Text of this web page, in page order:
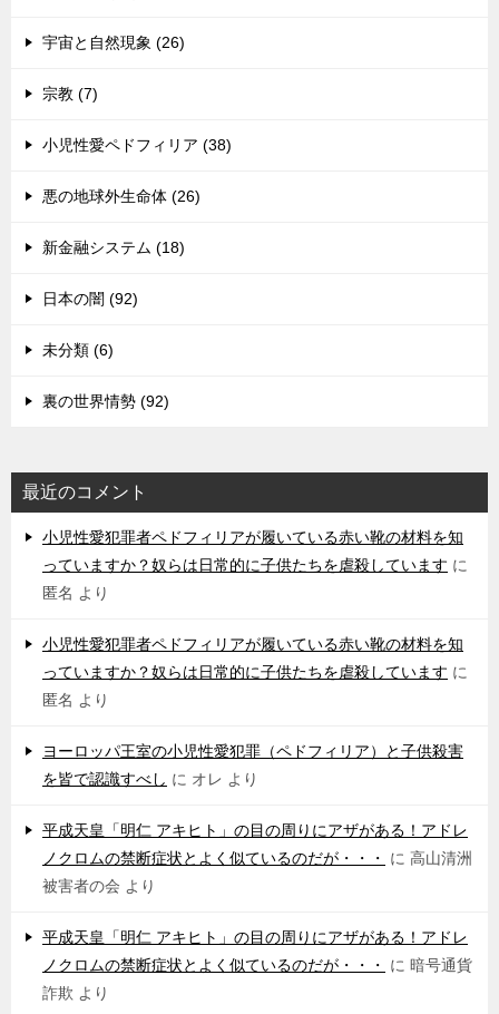
宇宙と自然現象 (26)
宗教 (7)
小児性愛ペドフィリア (38)
悪の地球外生命体 (26)
新金融システム (18)
日本の闇 (92)
未分類 (6)
裏の世界情勢 (92)
最近のコメント
小児性愛犯罪者ペドフィリアが履いている赤い靴の材料を知
っていますか？奴らは日常的に子供たちを虐殺しています に
匿名 より
小児性愛犯罪者ペドフィリアが履いている赤い靴の材料を知
っていますか？奴らは日常的に子供たちを虐殺しています に
匿名 より
ヨーロッパ王室の小児性愛犯罪（ペドフィリア）と子供殺害
を皆で認識すべし に オレ より
平成天皇「明仁 アキヒト」の目の周りにアザがある！アドレ
ノクロムの禁断症状とよく似ているのだが・・・
に 高山清洲
被害者の会 より
平成天皇「明仁 アキヒト」の目の周りにアザがある！アドレ
ノクロムの禁断症状とよく似ているのだが・・・
に 暗号通貨
詐欺 より